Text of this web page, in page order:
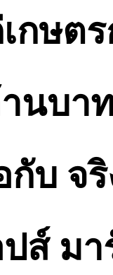
กษ
นบา
บ จริ
ส์ ม